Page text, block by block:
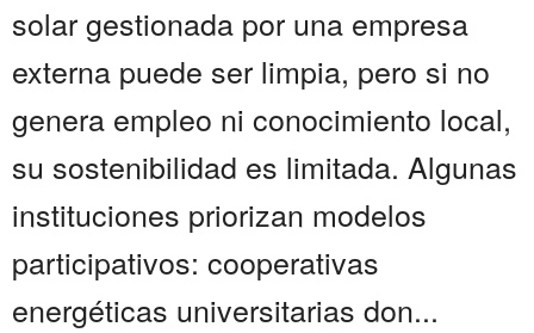
solar gestionada por una empresa
externa puede ser limpia, pero si no
genera empleo ni conocimiento local,
su sostenibilidad es limitada. Algunas
instituciones priorizan modelos
participativos: cooperativas
energéticas universitarias don...